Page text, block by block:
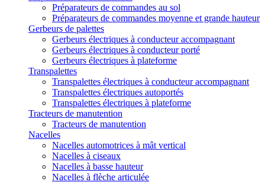
Préparateurs de commandes au sol
Préparateurs de commandes moyenne et grande hauteur
Gerbeurs de palettes
Gerbeurs électriques à conducteur accompagnant
Gerbeurs électriques à conducteur porté
Gerbeurs électriques à plateforme
Transpalettes
Transpalettes électriques à conducteur accompagnant
Transpalettes électriques autoportés
Transpalettes électriques à plateforme
Tracteurs de manutention
Tracteurs de manutention
Nacelles
Nacelles automotrices à mât vertical
Nacelles à ciseaux
Nacelles à basse hauteur
Nacelles à flèche articulée